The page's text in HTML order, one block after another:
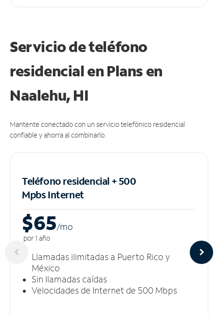
Servicio de teléfono
residencial en Plans en
Naalehu, HI
Mantente conectado con un servicio telefónico residencial
confiable y ahorra al combinarlo.
Teléfono residencial + 500
MpbsInternet
$65/mo
por 1 año
Llamadas ilimitadas a Puerto Rico y
México
Sin llamadas caídas
Velocidades de Internet de 500 Mbps